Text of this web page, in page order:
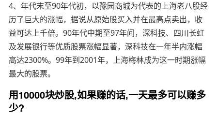
4、年代末至90年代初，以豫园商城为代表的上海老八股经
历了巨大的涨幅，据说从原始股买入并在最高点卖出，收
益可达上千倍。90年代中期至97年间，深科技、四川长虹
及发展银行等优质股票涨幅显著，深科技在一年半内涨幅
高达2300%。99年到2001年，上海梅林成为这一时期涨幅
最大的股票。
用10000块炒股,如果赚的话,一天最多可以赚多
少?